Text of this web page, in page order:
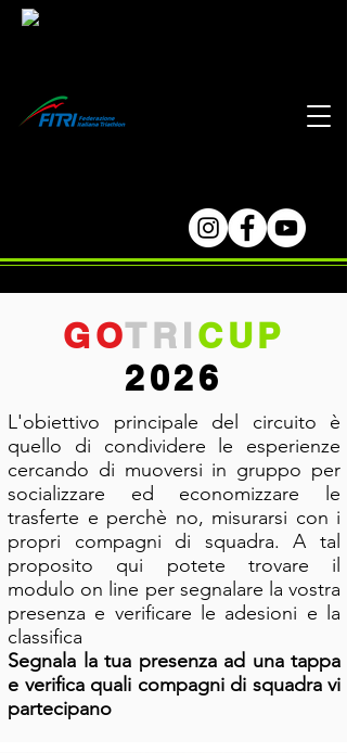
GOTRICUP
2026
L'obiettivo principale del circuito è
quello di condividere le esperienze
cercando di muoversi in gruppo per
socializzare ed economizzare le
trasferte e perchè no, misurarsi con i
propri compagni di squadra. A tal
proposito qui potete trovare il
modulo on line per segnalare la vostra
presenza e verificare le adesioni e la
classifica
Segnala la tua presenza ad una tappa
e verifica quali compagni di squadra vi
partecipano